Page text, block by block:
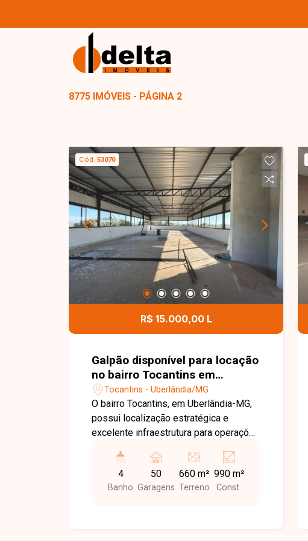
8775 IMÓVEIS - PÁGINA 2
Cód. 53070
R$ 15.000,00 L
Galpão disponível para locação
no bairro Tocantins em
Uberlândia-MG
Tocantins - Uberlândia/MG
O bairro Tocantins, em Uberlândia-MG,
possui localização estratégica e
excelente infraestrutura para operações
acesso à BR-365 e às principais vias
da cidade. A região é ideal para
empresas que necessitam de agilidade
4
Banho
50
Garagens
660 m²
Terreno
990 m²
Const.